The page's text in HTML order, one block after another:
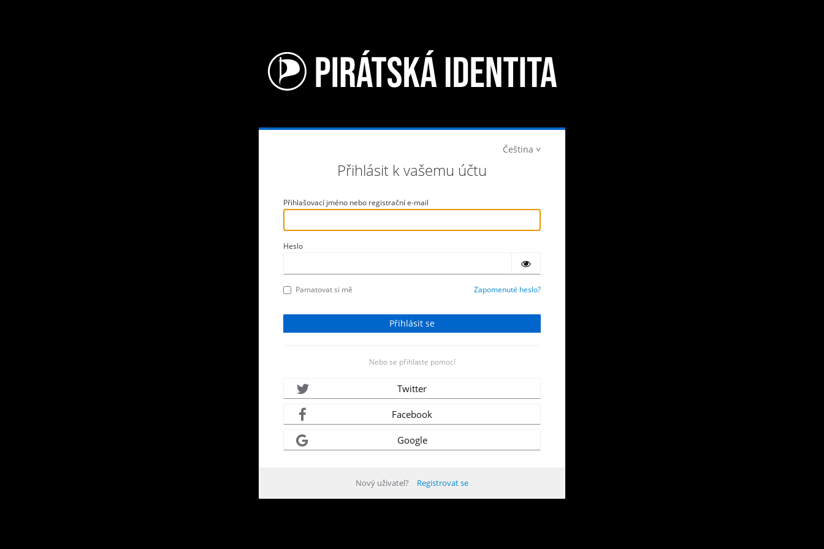
Čeština
Přihlásit k vašemu účtu
Přihlašovací jméno nebo registrační e-mail
Heslo
Pamatovat si mě Zapomenuté heslo?
Nebo se přihlaste pomocí
Twitter
Facebook
Google
Nový uživatel? Registrovat se